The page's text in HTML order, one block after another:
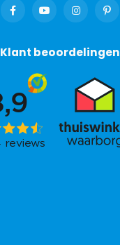
Klant beoordelingen